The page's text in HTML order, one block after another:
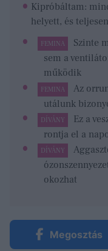
Kipróbáltam:
helyett, és
FEMINA
Szinte
sem a
működik
FEMINA
Az
utálunk
DÍVÁNY
Ez a
rontja el a
DÍVÁNY
okozhat
Megosztás